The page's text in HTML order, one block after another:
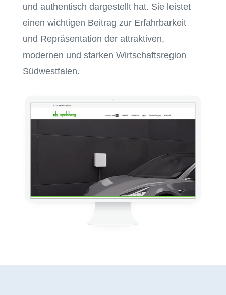
und authentisch dargestellt hat. Sie leistet
einen wichtigen Beitrag zur Erfahrbarkeit
und Repräsentation der attraktiven,
modernen und starken Wirtschaftsregion
Südwestfalen.